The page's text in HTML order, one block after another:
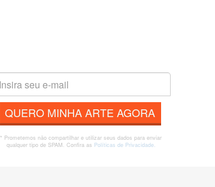
QUERO MINHA ARTE AGORA
* Prometemos não compartilhar e utilizar seus dados para enviar
qualquer tipo de SPAM. Confira as Políticas de Privacidade.